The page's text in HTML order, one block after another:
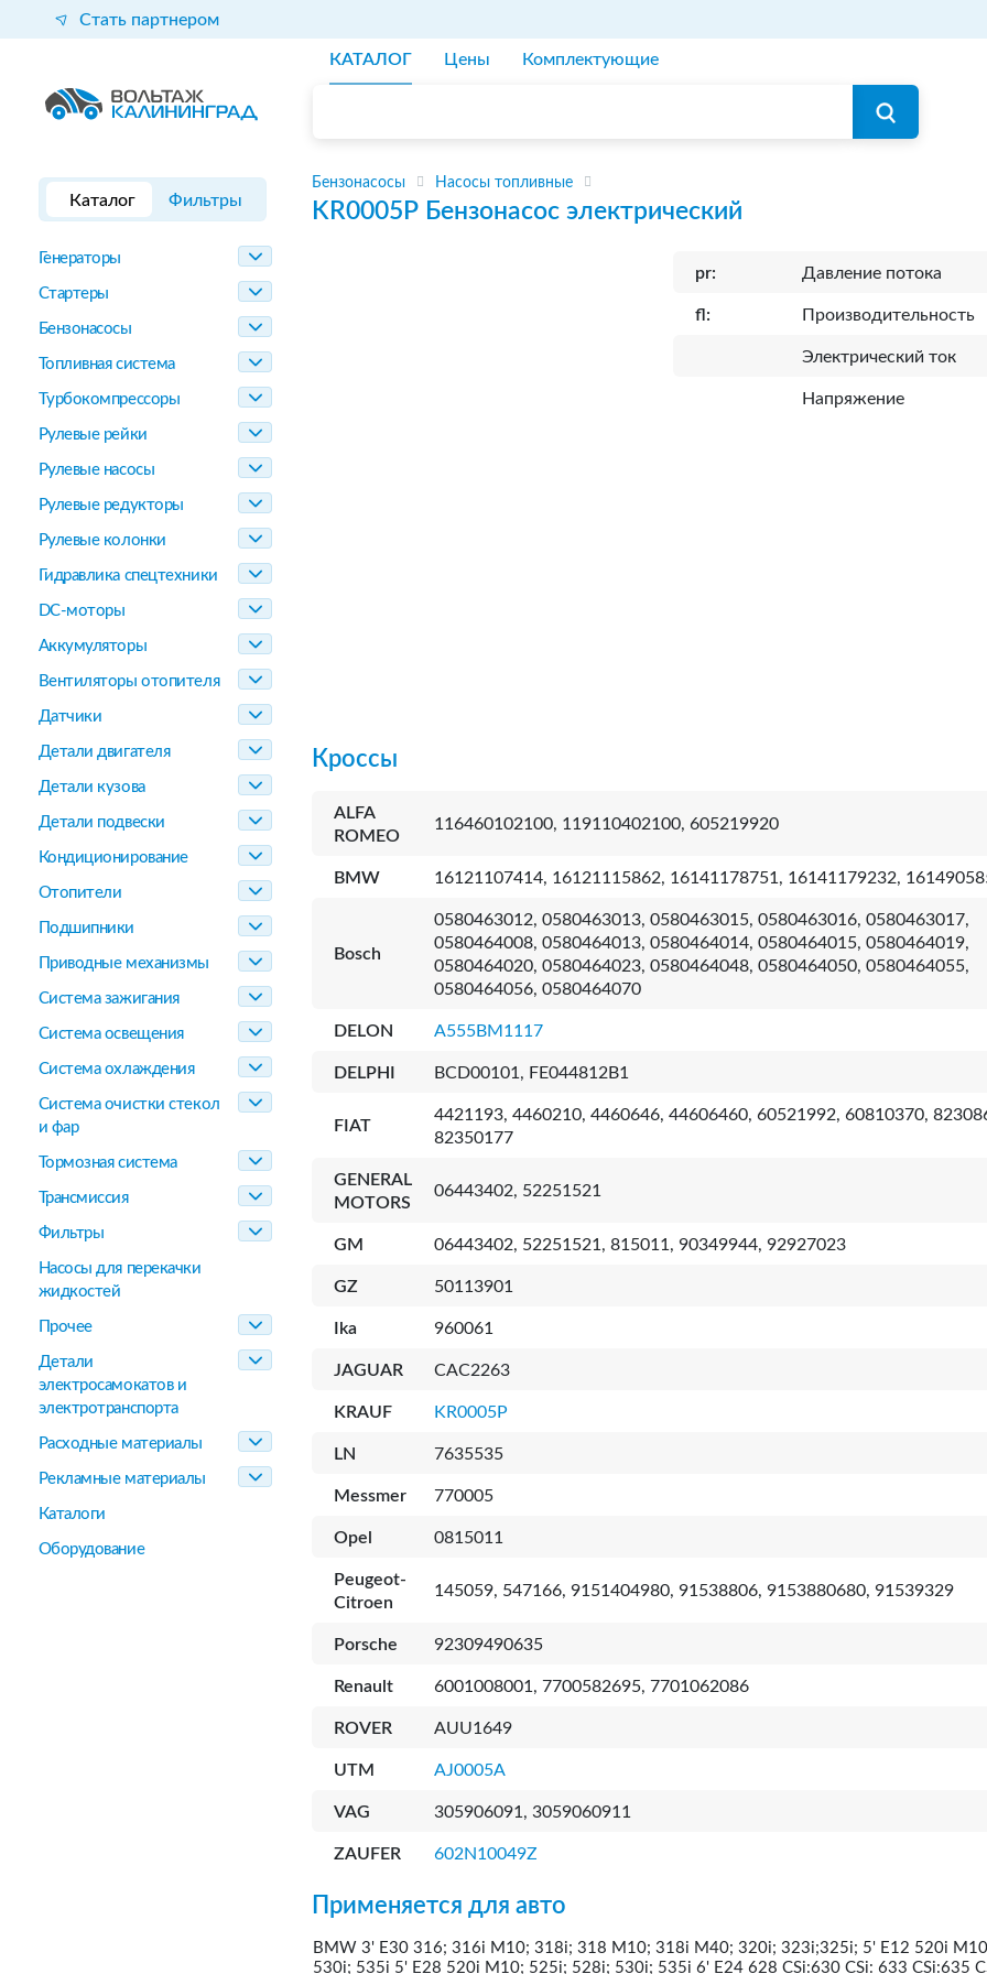
Стать партнером
КАТАЛОГ Цены Комплектующие
Каталог Фильтры
Генераторы
Стартеры
Бензонасосы
Топливная система
Турбокомпрессоры
Рулевые рейки
Рулевые насосы
Рулевые редукторы
Рулевые колонки
Гидравлика спецтехники
DC-моторы
Аккумуляторы
Вентиляторы отопителя
Датчики
Детали двигателя
Детали кузова
Детали подвески
Кондиционирование
Отопители
Подшипники
Приводные механизмы
Система зажигания
Система освещения
Система охлаждения
Система очистки стекол
и фар
Тормозная система
Трансмиссия
Фильтры
Насосы для перекачки
жидкостей
Прочее
Детали
электросамокатов и
электротранспорта
Расходные материалы
Рекламные материалы
Каталоги
Оборудование
Бензонасосы Насосы топливные
KR0005P Бензонасос электрический
pr: Давление потока
fl: Производительность
Электрический ток
Напряжение
Кроссы
ALFA
ROMEO
116460102100, 119110402100, 605219920
BMW 16121107414, 16121115862, 16141178751, 16141179232,
Bosch
0580463012, 0580463013, 0580463015, 0580463016, 0580463017,
0580464008, 0580464013, 0580464014, 0580464015, 0580464019,
0580464020, 0580464023, 0580464048, 0580464050, 0580464055,
0580464056, 0580464070
DELON A555BM1117
DELPHI BCD00101, FE044812B1
FIAT
4421193, 4460210, 4460646, 44606460, 60521992, 60810370,
82350177
GENERAL
MOTORS
06443402, 52251521
GM 06443402, 52251521, 815011, 90349944, 92927023
GZ 50113901
Ika 960061
JAGUAR CAC2263
KRAUF KR0005P
LN 7635535
Messmer 770005
Opel 0815011
Peugeot-
Citroen
145059, 547166, 9151404980, 91538806, 9153880680, 91539329
Porsche 92309490635
Renault 6001008001, 7700582695, 7701062086
ROVER AUU1649
UTM AJ0005A
VAG 305906091, 3059060911
ZAUFER 602N10049Z
Применяется для авто
BMW 3' E30 316; 316i M10; 318i; 318 M10; 318i M40; 320i; 323i;325i; 5' E12 520i
530i; 535i 5' E28 520i M10; 525i; 528i; 530i; 535i 6' E24 628 CSi:630 CSi: 633 CSi:635